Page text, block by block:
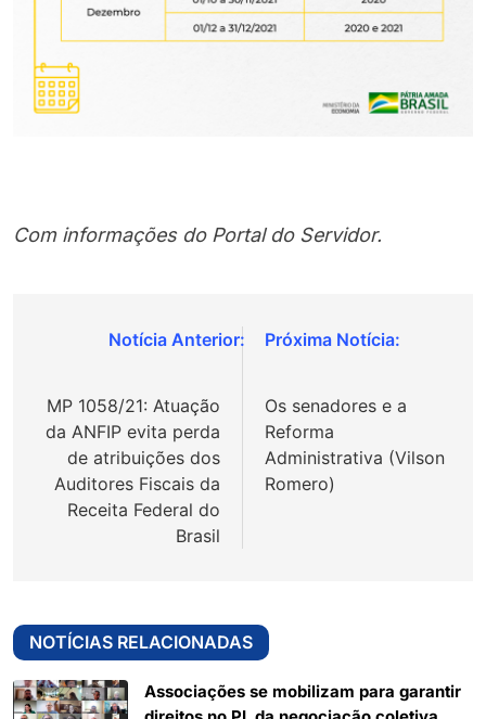
Com informações do Portal do Servidor.
Navegação
Post
MP 1058/21: Atuação
da ANFIP evita perda
de atribuições dos
Auditores Fiscais da
Receita Federal do
Brasil
Os senadores e a
Reforma
Administrativa (Vilson
Romero)
NOTÍCIAS RELACIONADAS
Associações se mobilizam para garantir